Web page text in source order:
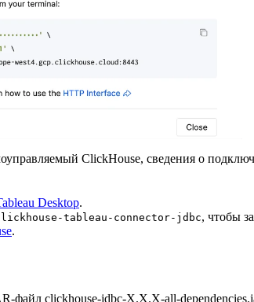
ClickHouse, сведения о
Desktop.
tableau-connector-jdbc, чтобы
.
файл clickhouse-jdbc-X.X.X-all-